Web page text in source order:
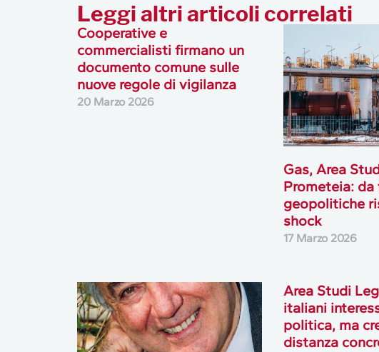
Leggi altri articoli correlati
Cooperative e
commercialisti firmano un
documento comune sulle
nuove regole di vigilanza
20 Marzo 2026
Gas, Area
Prometeia:
geopolitiche
shock
17 Marzo 2026
Area Studi
italiani
politica, ma
distanza